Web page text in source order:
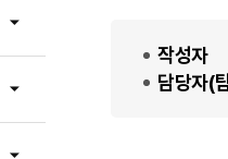
작성자
담당자(